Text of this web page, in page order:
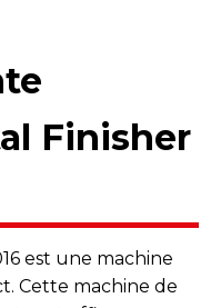
Finisher
est une machine
Cette machine de